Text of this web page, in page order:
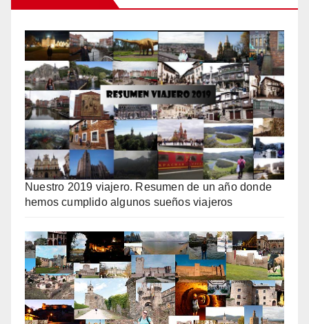
Nuestro 2019 viajero. Resumen de un año donde
hemos cumplido algunos sueños viajeros